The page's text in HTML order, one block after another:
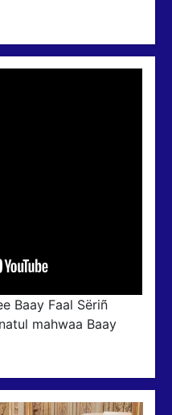
Baay Faal Sëriñ
mahwaa Baay